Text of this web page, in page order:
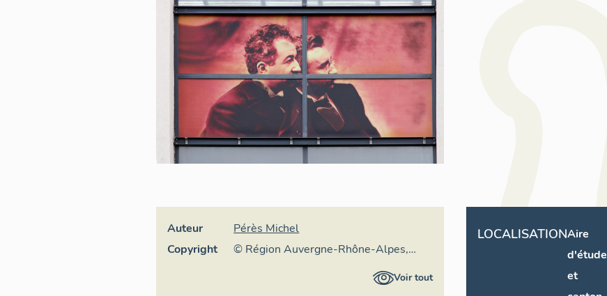
Auteur
Pérès Michel
Copyright
© Région Auvergne-Rhône-Alpes,
Inventaire général du patrimoineVoir tout
LOCALISATIONAire
d'étude
et